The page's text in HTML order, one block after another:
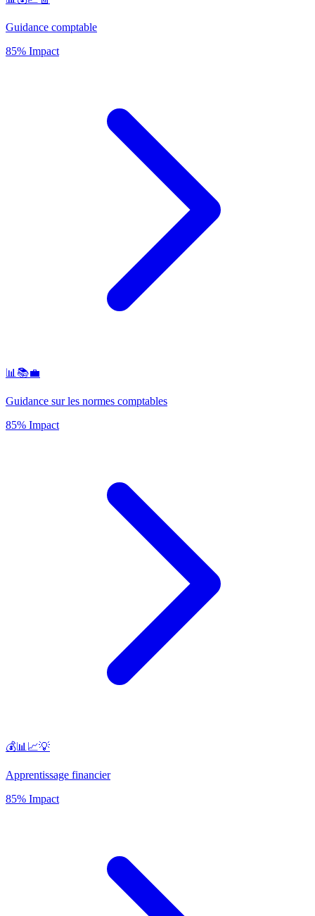
Guidance comptable
85% Impact
📊📚💼
Guidance sur les normes comptables
85% Impact
💰📊📈💡
Apprentissage financier
85% Impact